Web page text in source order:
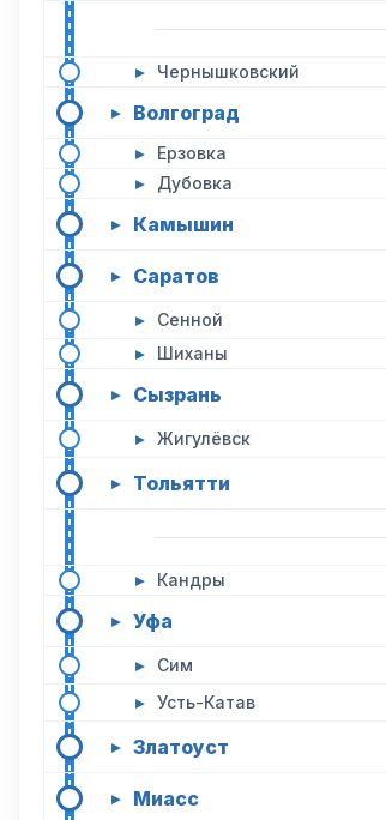
▸ Чернышковский
▸ Волгоград
▸ Ерзовка
▸ Дубовка
▸ Камышин
▸ Саратов
▸ Сенной
▸ Шиханы
▸ Сызрань
▸ Жигулёвск
▸ Тольятти
▸ Кандры
▸ Уфа
▸ Сим
▸ Усть-Катав
▸ Златоуст
▸ Миасс